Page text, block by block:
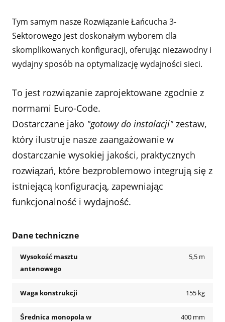
Tym samym nasze Rozwiązanie Łańcucha 3-
Sektorowego jest doskonałym wyborem dla
skomplikowanych konfiguracji, oferując niezawodny i
wydajny sposób na optymalizację wydajności sieci.
To jest rozwiązanie zaprojektowane zgodnie z
normami Euro-Code.
Dostarczane jako "gotowy do instalacji" zestaw,
który ilustruje nasze zaangażowanie w
dostarczanie wysokiej jakości, praktycznych
rozwiązań, które bezproblemowo integrują się z
istniejącą konfiguracją, zapewniając
funkcjonalność i wydajność.
Dane techniczne
Wysokość masztu
antenowego
5,5 m
Waga konstrukcji 155 kg
Średnica monopola w
400 mm